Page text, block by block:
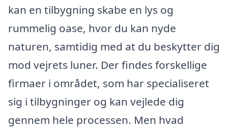
kan en tilbygning skabe en lys og
rummelig oase, hvor du kan nyde
naturen, samtidig med at du beskytter dig
mod vejrets luner. Der findes forskellige
firmaer i området, som har specialiseret
sig i tilbygninger og kan vejlede dig
gennem hele processen. Men hvad